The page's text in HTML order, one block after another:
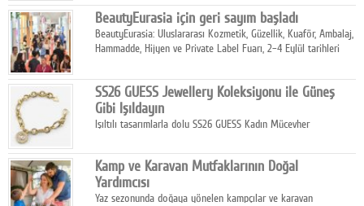
BeautyEurasia için geri sayım başladı
BeautyEurasia: Uluslararası Kozmetik, Güzellik, Kuaför, Ambalaj,
Hammadde, Hijyen ve Private Label Fuarı, 2–4 Eylül tarihleri
SS26 GUESS Jewellery Koleksiyonu ile Güneş
Gibi Işıldayın
Işıltılı tasarımlarla dolu SS26 GUESS Kadın Mücevher
dokunuşunu taşıyor.
Kamp ve Karavan Mutfaklarının Doğal
Yardımcısı
Yaz sezonunda doğaya yönelen kampçılar ve karavan